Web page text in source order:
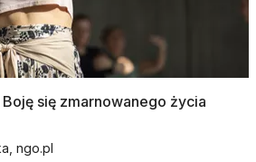
się zmarnowanego życia
ngo.pl